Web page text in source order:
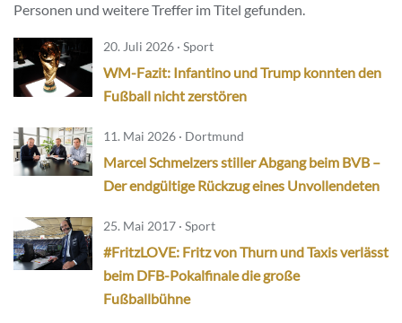
Personen und weitere Treffer im Titel gefunden.
20. Juli 2026 · Sport
WM-Fazit: Infantino und Trump konnten den
Fußball nicht zerstören
11. Mai 2026 · Dortmund
Marcel Schmelzers stiller Abgang beim BVB –
Der endgültige Rückzug eines Unvollendeten
25. Mai 2017 · Sport
#FritzLOVE: Fritz von Thurn und Taxis verlässt
beim DFB-Pokalfinale die große
Fußballbühne